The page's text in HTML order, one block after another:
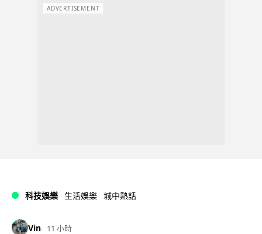
ADVERTISEMENT
科技娛樂 生活娛樂 城中熱話
Vin 11 小時